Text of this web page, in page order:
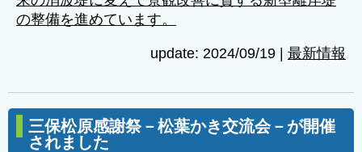
の整備を進めています。
update: 2024/09/19 最新情報
三保松原感謝祭－松葉かき交流会－が開催
されました